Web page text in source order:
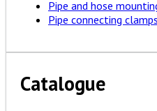
Pipe and hose
Pipe connecting clamps
Catalogue